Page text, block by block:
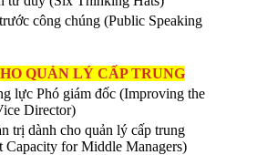
công chúng (Public Speaking
QUẢN LÝ CẤP TRUNG
lực Phó giám đốc (Improving the
Director)
trị dành cho quản lý cấp trung
Capacity for Middle Managers)